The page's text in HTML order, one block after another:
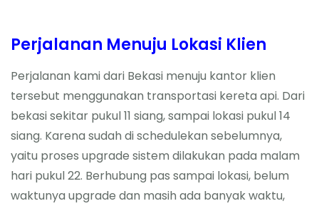
Perjalanan Menuju Lokasi Klien
Perjalanan kami dari Bekasi menuju kantor klien
tersebut menggunakan transportasi kereta api. Dari
bekasi sekitar pukul 11 siang, sampai lokasi pukul 14
siang. Karena sudah di schedulekan sebelumnya,
yaitu proses upgrade sistem dilakukan pada malam
hari pukul 22. Berhubung pas sampai lokasi, belum
waktunya upgrade dan masih ada banyak waktu,